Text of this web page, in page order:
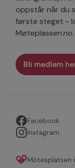
oppstår når du
første steget -
Møteplassen.no.
Bli medlem
Facebook
Instagram
Mötesplatsen